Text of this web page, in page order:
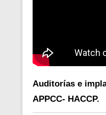
Auditorías e
APPCC- HACCP.